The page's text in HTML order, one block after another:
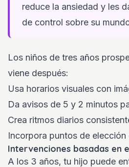
reduce la ansiedad y les
de control sobre su
Los niños de tres años
viene después:
Usa horarios visuales con
Da avisos de 5 y 2 minutos
Crea ritmos diarios
Incorpora puntos de elección
Intervenciones basadas en
A los 3 años, tu hijo puede